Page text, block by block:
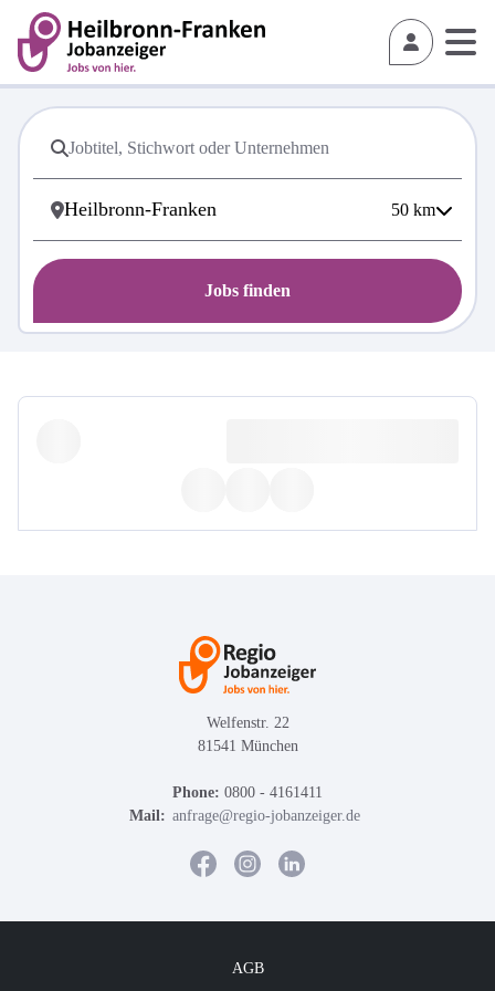
50 km
Jobs finden
Welfenstr. 22
81541 München
Phone: 0800 - 4161411
Mail: anfrage@regio-jobanzeiger.de
AGB